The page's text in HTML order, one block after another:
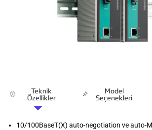
Teknik
Özellikler
Model
Seçenekleri
10/100BaseT(X) auto-negotiation ve auto-